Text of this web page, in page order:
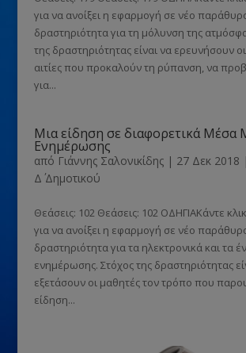
για να ανοίξει η εφαρμογή σε νέο
δραστηριότητα για τη μόλυνση της
της δραστηριότητας είναι να ερευνήσουν
αιτίες που προκαλούν τη ρύπανση, να
για...
Μια είδηση σε διαφορετικά Μέσα
Ενημέρωσης
από Γιάννης Σαλονικίδης| 27 Δεκ 2018
Δ΄ Δημοτικού
Θεάσεις: 102 Θεάσεις: 102 ΟΔΗΓΙΑΚάντε
για να ανοίξει η εφαρμογή σε νέο
δραστηριότητα για τα ηλεκτρονικά και τα
ενημέρωσης. Στόχος της δραστηριότητας
εξετάσουν οι μαθητές τον τρόπο που
είδηση...